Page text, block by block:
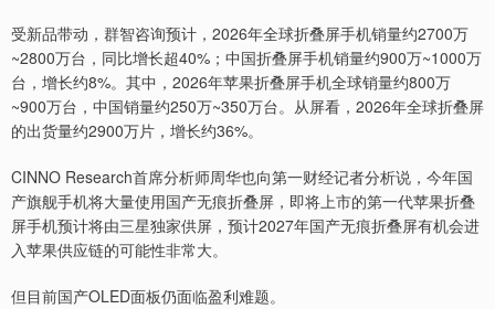
受新品带动，群智咨询预计，2026年全球折叠屏手机销量约2700万
~2800万台，同比增长超40%；中国折叠屏手机销量约900万~1000万
台，增长约8%。其中，2026年苹果折叠屏手机全球销量约800万
~900万台，中国销量约250万~350万台。从屏看，2026年全球折叠屏
的出货量约2900万片，增长约36%。
CINNO Research首席分析师周华也向第一财经记者分析说，今年国
产旗舰手机将大量使用国产无痕折叠屏，即将上市的第一代苹果折叠
屏手机预计将由三星独家供屏，预计2027年国产无痕折叠屏有机会进
入苹果供应链的可能性非常大。
但目前国产OLED面板仍面临盈利难题。